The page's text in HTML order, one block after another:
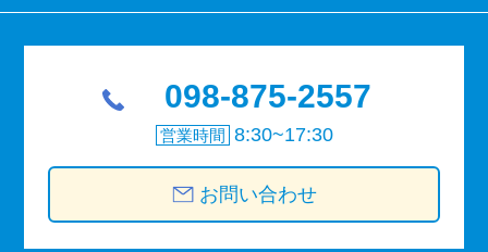
098-875-2557
営業時間 8:30~17:30
お問い合わせ